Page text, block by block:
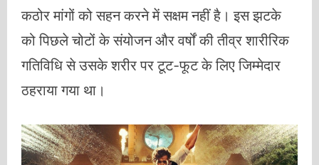
कठोर मांगों को सहन करने में सक्षम नहीं है। इस झटके
को पिछले चोटों के संयोजन और वर्षों की तीव्र शारीरिक
गतिविधि से उसके शरीर पर टूट-फूट के लिए जिम्मेदार
ठहराया गया था।